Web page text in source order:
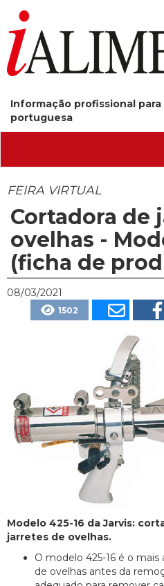
Informação profissional
portuguesa
FEIRA VIRTUAL
Cortadora de
ovelhas -
(ficha de
08/03/2021
1502
Modelo 425-16 da Jarvis:
jarretes de ovelhas.
O modelo 425-16 é o
de ovelhas antes da